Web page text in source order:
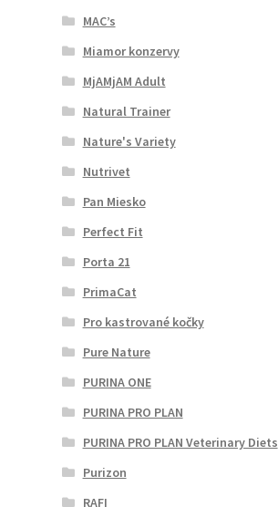
MAC’s
Miamor konzervy
MjAMjAM Adult
Natural Trainer
Nature's Variety
Nutrivet
Pan Miesko
Perfect Fit
Porta 21
PrimaCat
Pro kastrované kočky
Pure Nature
PURINA ONE
PURINA PRO PLAN
PURINA PRO PLAN Veterinary Diets
Purizon
RAFI